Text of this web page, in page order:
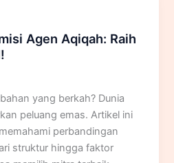
Agen Aqiqah: Raih
yang berkah? Dunia
peluang emas. Artikel ini
perbandingan
struktur hingga faktor